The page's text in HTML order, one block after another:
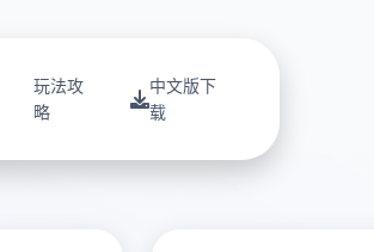
玩法攻
略
中文版下
载